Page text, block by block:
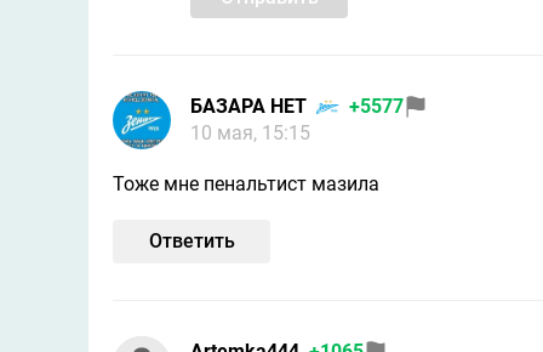
БАЗАРА НЕТ
+5577
10 мая, 15:15
Тоже мне пенальтист мазила
Ответить